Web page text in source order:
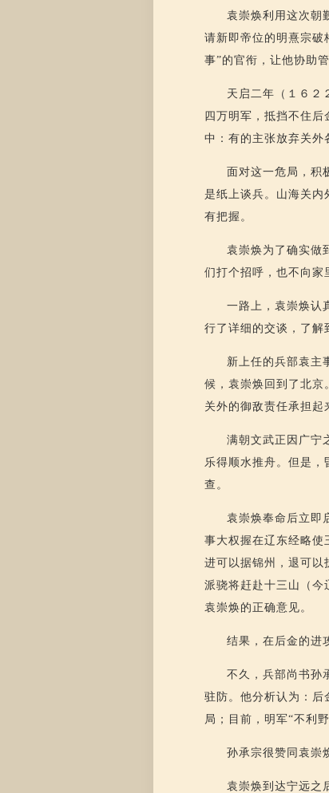
袁崇焕利用这次朝
请新即帝位的明熹宗破
事”的官衔，让他协助
天启二年（１６２
四万明军，抵挡不住
中：有的主张放弃关外
面对这一危局，积
是纸上谈兵。山海关内
有把握。
袁崇焕为了确实做
们打个招呼，也不向家
一路上，袁崇焕认
行了详细的交谈，了解
新上任的兵部袁主
候，袁崇焕回到了北京
关外的御敌责任承担起
满朝文武正因广宁
乐得顺水推舟。但是
查。
袁崇焕奉命后立即
事大权握在辽东经略使
进可以据锦州，退可以
派骁将赶赴十三山（今
袁崇焕的正确意见。
结果，在后金的进
不久，兵部尚书孙
驻防。他分析认为：后
局；目前，明军“不利
孙承宗很赞同袁崇
袁崇焕到达宁远之